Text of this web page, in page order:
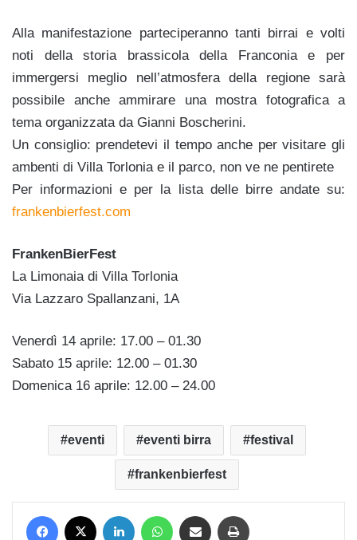
Alla manifestazione parteciperanno tanti birrai e volti
noti della storia brassicola della Franconia e per
immergersi meglio nell’atmosfera della regione sarà
possibile anche ammirare una mostra fotografica a
tema organizzata da Gianni Boscherini.
Un consiglio: prendetevi il tempo anche per visitare gli
ambenti di Villa Torlonia e il parco, non ve ne pentirete
Per informazioni e per la lista delle birre andate su:
frankenbierfest.com
FrankenBierFest
La Limonaia di Villa Torlonia
Via Lazzaro Spallanzani, 1A
Venerdì 14 aprile: 17.00 – 01.30
Sabato 15 aprile: 12.00 – 01.30
Domenica 16 aprile: 12.00 – 24.00
eventi eventi birra festival
frankenbierfest
Facebook LinkedIn WhatsApp Condividi via mail